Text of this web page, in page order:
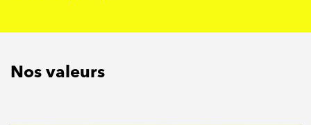
Nos valeurs